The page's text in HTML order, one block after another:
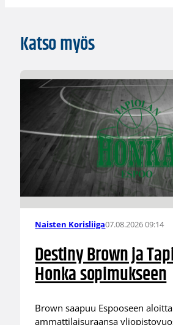
Katso myös
Naisten Korisliiga07.08.2026 09:14
Destiny Brown ja
Honka sopimukseen
Brown saapuu Espooseen
ammattilaisuraansa